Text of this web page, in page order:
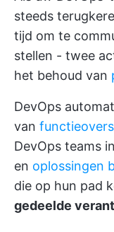
steeds
tijd om te
stellen - twee
het behoud van
DevOps
van
DevOps teams
en oplossingen
die op hun pad
gedeelde